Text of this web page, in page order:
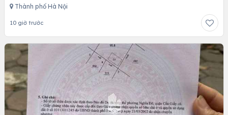
Thành phố Hà Nội
10 giờ trước